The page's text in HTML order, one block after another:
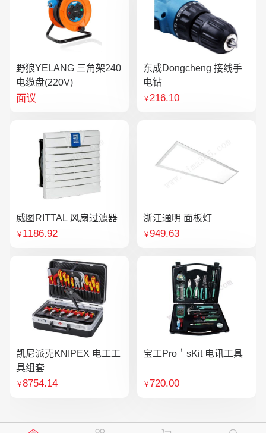
野狼YELANG 三角架240
电缆盘(220V)
面议
东成Dongcheng 接线手
电钻
￥216.10
威图RITTAL 风扇过滤器
￥ 1186.92
浙江通明 面板灯
￥949.63
凯尼派克KNIPEX 电工工
具组套
￥8754.14
宝工Pro＇sKit 电讯工具
￥720.00